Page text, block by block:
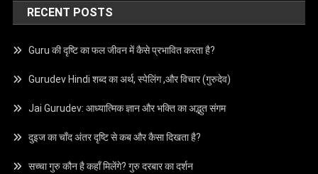
RECENT POSTS
Guru की दृष्टि का फल जीवन में कैसे प्रभावित करता है?
Gurudev Hindi शब्द का अर्थ, स्पेलिंग ,और विचार (गुरुदेव)
Jai Gurudev: आध्यात्मिक ज्ञान और भक्ति का अद्भुत संगम
दुइज का चाँद अंतर दृष्टि से कब और कैसा दिखता है?
सच्चा गुरु कौन है कहाँ मिलेंगे? गुरु दरबार का दर्शन